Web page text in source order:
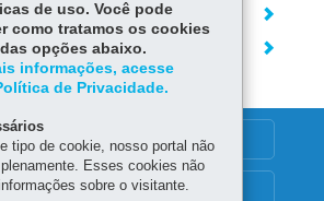
de uso. Você pode
como tratamos os cookies
opções abaixo.
informações, acesse
de Privacidade.
tipo de cookie, nosso portal não
Esses cookies não
sobre o visitante.